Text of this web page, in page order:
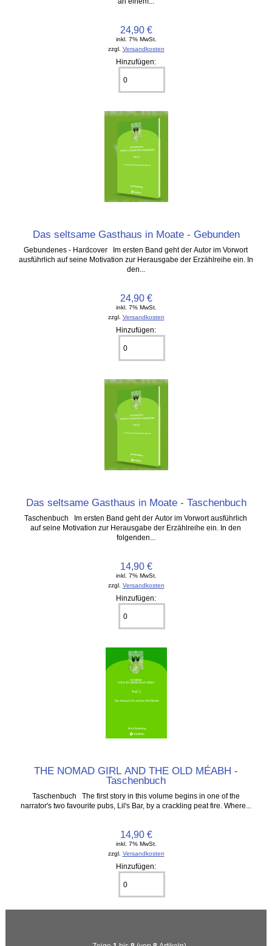
24,90 €
inkl. 7% MwSt.
zzgl. Versandkosten
Hinzufügen:
Das seltsame Gasthaus in Moate - Gebunden
Gebundenes - Hardcover Im ersten Band geht der Autor im Vorwort
ausführlich auf seine Motivation zur Herausgabe der Erzählreihe ein. In
den...
24,90 €
inkl. 7% MwSt.
zzgl. Versandkosten
Hinzufügen:
Das seltsame Gasthaus in Moate - Taschenbuch
Taschenbuch Im ersten Band geht der Autor im Vorwort ausführlich
auf seine Motivation zur Herausgabe der Erzählreihe ein. In den
folgenden...
14,90 €
inkl. 7% MwSt.
zzgl. Versandkosten
Hinzufügen:
THE NOMAD GIRL AND THE OLD MÉABH -
Taschenbuch
Taschenbuch The first story in this volume begins in one of the
narrator's two favourite pubs, Lil's Bar, by a crackling peat fire. Where...
14,90 €
inkl. 7% MwSt.
zzgl. Versandkosten
Hinzufügen: